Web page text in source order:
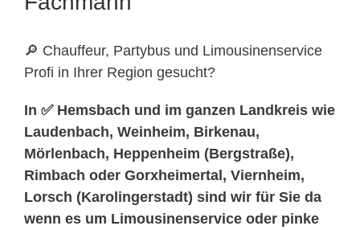
🔎 Chauffeur, Partybus und Limousinenservice
Profi in Ihrer Region gesucht?
In ✅ Hemsbach und im ganzen Landkreis wie
Laudenbach, Weinheim, Birkenau,
Mörlenbach, Heppenheim (Bergstraße),
Rimbach oder Gorxheimertal, Viernheim,
Lorsch (Karolingerstadt) sind wir für Sie da
wenn es um Limousinenservice oder pinke